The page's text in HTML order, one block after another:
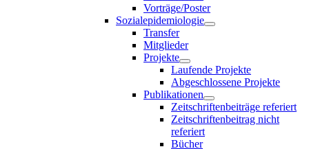
Vorträge/Poster
Sozialepidemiologie
Transfer
Mitglieder
Projekte
Laufende Projekte
Abgeschlossene Projekte
Publikationen
Zeitschriftenbeiträge referiert
Zeitschriftenbeitrag nicht
referiert
Bücher